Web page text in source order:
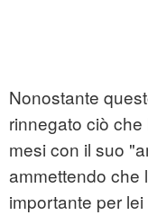
Nonostante
rinnegato ciò
mesi con il suo
ammettendo che
importante per